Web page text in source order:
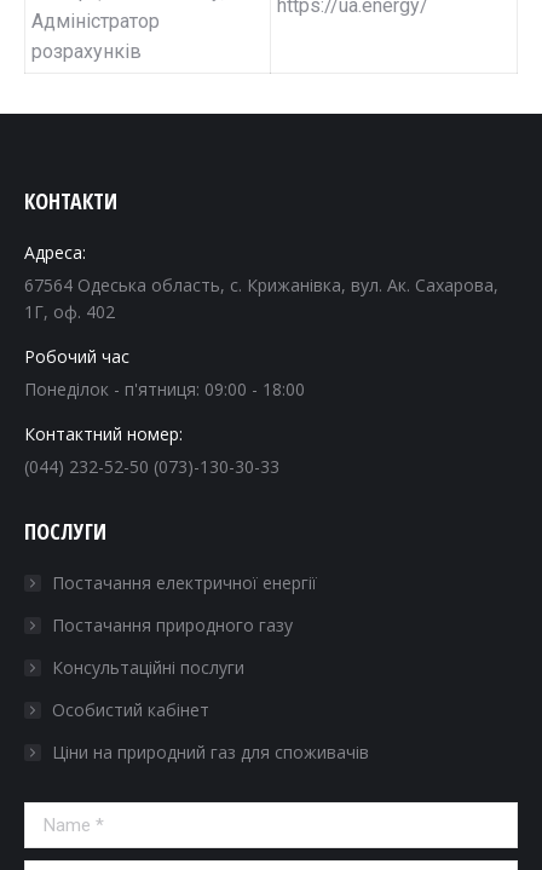
Адміністратор
розрахунків
https://ua.energy/
КОНТАКТИ
Адреса:
67564 Одеська область, с. Крижанівка, вул. Ак. Сахарова,
1Г, оф. 402
Робочий час
Понеділок - п'ятниця: 09:00 - 18:00
Контактний номер:
(044) 232-52-50 (073)-130-30-33
ПОСЛУГИ
Постачання електричної енергії
Постачання природного газу
Консультаційні послуги
Особистий кабінет
Ціни на природний газ для споживачів
Name *